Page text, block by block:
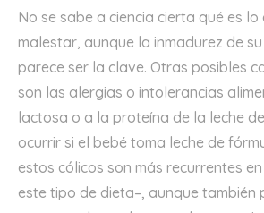
No se sabe a ciencia cierta qué es
malestar, aunque la inmadurez de su
parece ser la clave. Otras posibles
son las alergias o intolerancias
lactosa o a la proteína de la leche
ocurrir si el bebé toma leche de
estos cólicos son más recurrentes
este tipo de dieta–, aunque también